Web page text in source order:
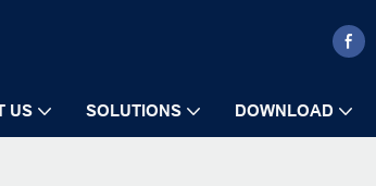
US SOLUTIONS DOWNLOAD